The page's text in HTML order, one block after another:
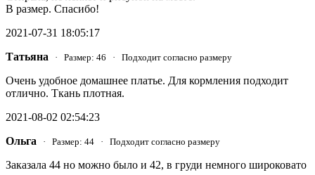
В размер. Спасибо!
2021-07-31 18:05:17
Татьяна · Размер: 46 · Подходит согласно размеру
Очень удобное домашнее платье. Для кормления подходит
отлично. Ткань плотная.
2021-08-02 02:54:23
Ольга · Размер: 44 · Подходит согласно размеру
Заказала 44 но можно было и 42, в груди немного широковато